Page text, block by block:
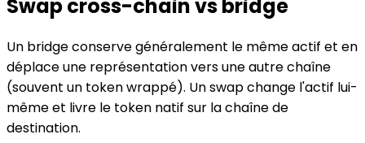
Swap cross-chain vs bridge
Un bridge conserve généralement le même actif et en
déplace une représentation vers une autre chaîne
(souvent un token wrappé). Un swap change l'actif lui-
même et livre le token natif sur la chaîne de
destination.